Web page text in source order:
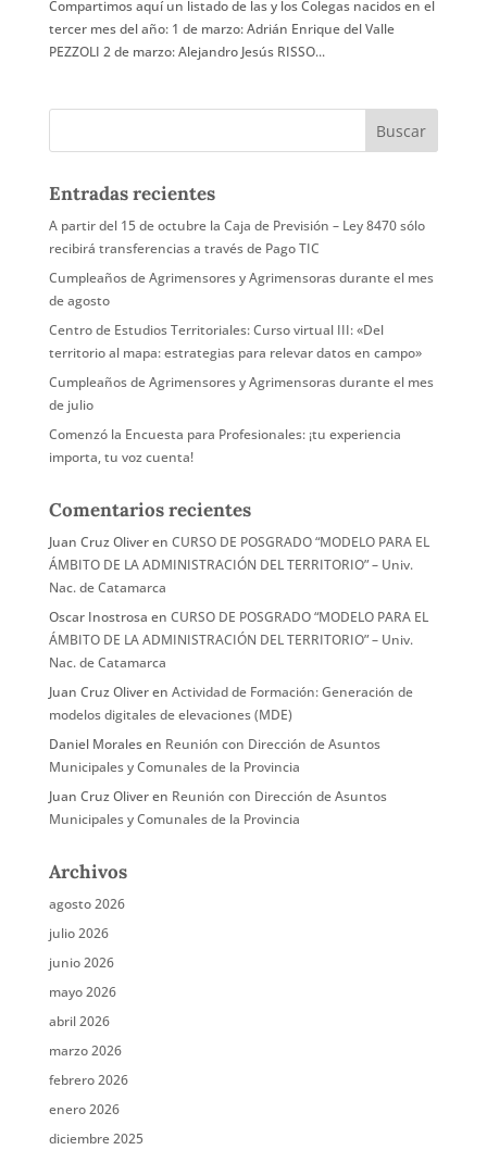
Compartimos aquí un listado de las y los Colegas nacidos en el
tercer mes del año: 1 de marzo: Adrián Enrique del Valle
PEZZOLI 2 de marzo: Alejandro Jesús RISSO...
Entradas recientes
A partir del 15 de octubre la Caja de Previsión – Ley 8470 sólo
recibirá transferencias a través de Pago TIC
Cumpleaños de Agrimensores y Agrimensoras durante el mes
de agosto
Centro de Estudios Territoriales: Curso virtual III: «Del
territorio al mapa: estrategias para relevar datos en campo»
Cumpleaños de Agrimensores y Agrimensoras durante el mes
de julio
Comenzó la Encuesta para Profesionales: ¡tu experiencia
importa, tu voz cuenta!
Comentarios recientes
Juan Cruz Oliveren CURSO DE POSGRADO “MODELO PARA EL
ÁMBITO DE LA ADMINISTRACIÓN DEL TERRITORIO” – Univ.
Nac. de Catamarca
Oscar Inostrosa en CURSO DE POSGRADO “MODELO PARA EL
ÁMBITO DE LA ADMINISTRACIÓN DEL TERRITORIO” – Univ.
Nac. de Catamarca
Juan Cruz Oliveren Actividad de Formación: Generación de
modelos digitales de elevaciones (MDE)
Daniel Moralesen Reunión con Dirección de Asuntos
Municipales y Comunales de la Provincia
Juan Cruz Oliveren Reunión con Dirección de Asuntos
Municipales y Comunales de la Provincia
Archivos
agosto 2026
julio 2026
junio 2026
mayo 2026
abril 2026
marzo 2026
febrero 2026
enero 2026
diciembre 2025